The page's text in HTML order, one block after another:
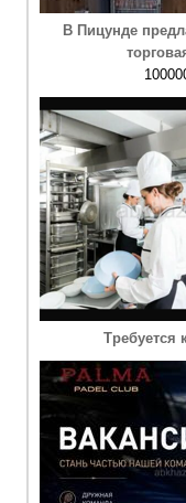
В Пицунде
Требуется